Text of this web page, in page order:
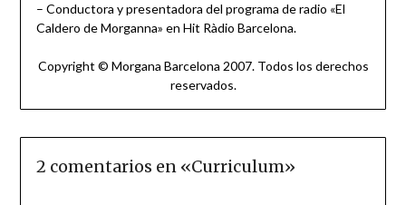
– Conductora y presentadora del programa de radio «El
Caldero de Morganna» en Hit Ràdio Barcelona.
Copyright © Morgana Barcelona 2007. Todos los derechos
reservados.
2 comentarios en «Curriculum»